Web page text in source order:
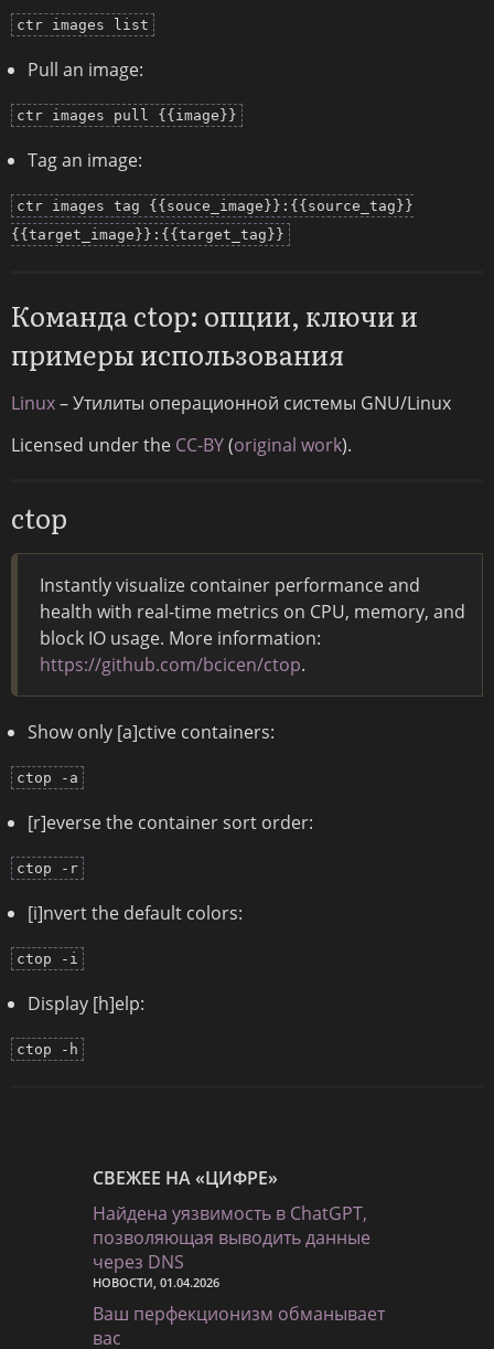
ctr images list
Pull an image:
ctr images pull {{image}}
Tag an image:
ctr images tag {{souce_image}}:{{source_tag}}
{{target_image}}:{{target_tag}}
Команда ctop: опции, ключи и
примеры использования
Linux– Утилиты операционной системы GNU/Linux
Licensed under the CC-BY(original work).
ctop
Instantly visualize container performance and
health with real-time metrics on CPU, memory, and
block IO usage. More information:
https://github.com/bcicen/ctop.
Show only [a]ctive containers:
ctop -a
[r]everse the container sort order:
ctop -r
[i]nvert the default colors:
ctop -i
Display [h]elp:
ctop -h
СВЕЖЕЕ НА «ЦИФРЕ»
Найдена уязвимость в ChatGPT,
позволяющая выводить данные
через DNS
НОВОСТИ, 01.04.2026
Ваш перфекционизм обманывает
вас